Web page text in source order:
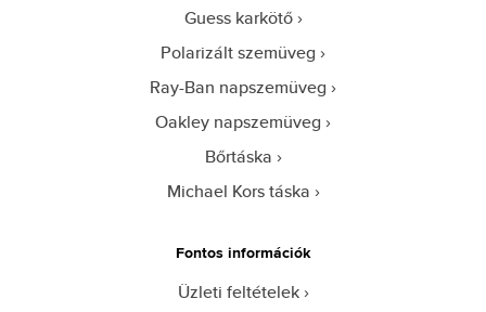
Guess karkötő
Polarizált szemüveg
Ray-Ban napszemüveg
Oakley napszemüveg
Bőrtáska
Michael Kors táska
Fontos információk
Üzleti feltételek